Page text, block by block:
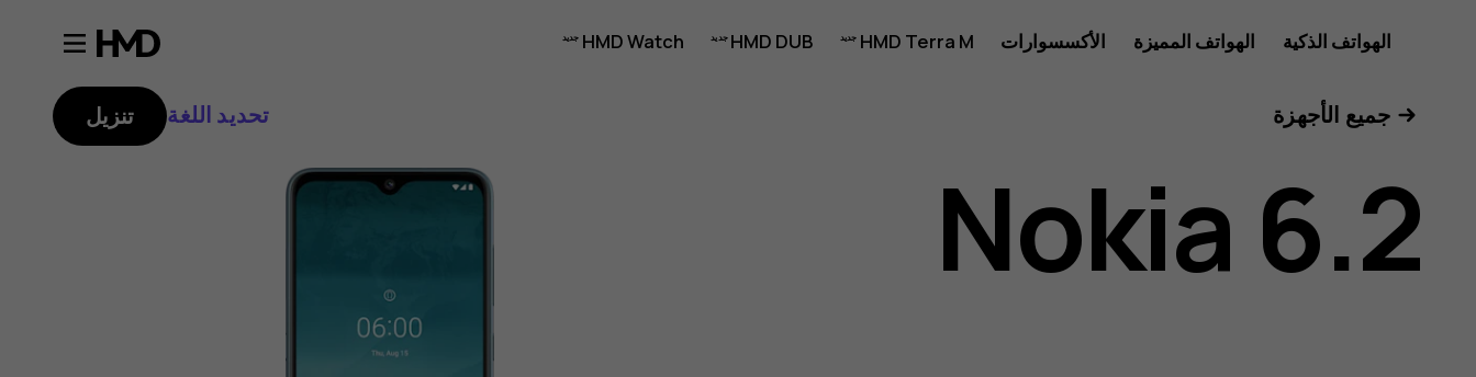
دليل
مستخدم
هاتف
الهواتف الذكية الهواتف المميزة الأكسسوارات HMD Terra M
HMD DUB
HMD Watch
جميع الأجهزة تحديد اللغة تنزيل
Nokia 6.2